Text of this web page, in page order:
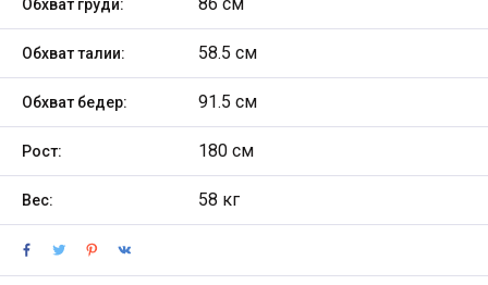
Обхват груди:
Обхват талии: 58.5 см
Обхват бедер: 91.5 см
Рост: 180 см
Вес: 58 кг